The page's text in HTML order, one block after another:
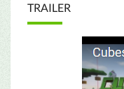
TRAILER